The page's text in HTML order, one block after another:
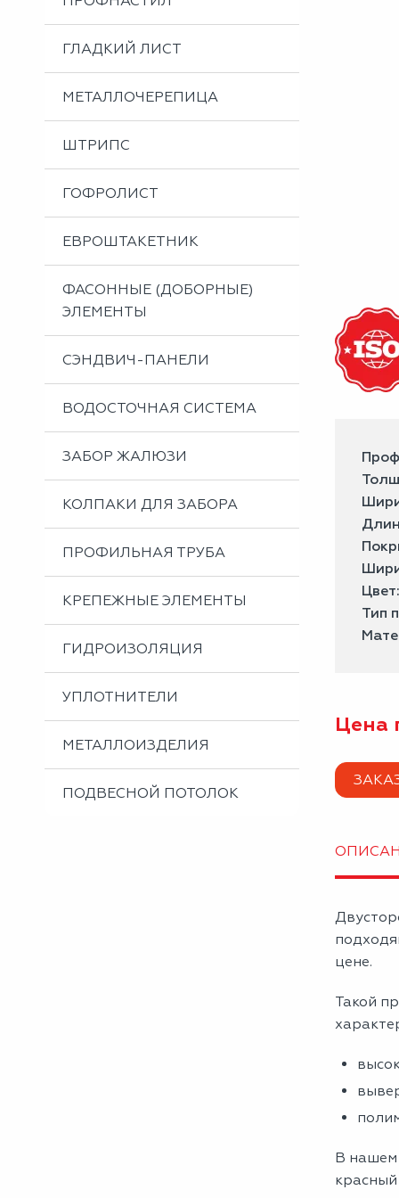
Металлоизделия
Проектирование вентилируемых фасадов
Вальцовка листового металла
ГЛАДКИЙ ЛИСТ
МЕТАЛЛОЧЕРЕПИЦА
ШТРИПС
ГОФРОЛИСТ
ЕВРОШТАКЕТНИК
ФАСОННЫЕ (ДОБОРНЫЕ)
ЭЛЕМЕНТЫ
СЭНДВИЧ-ПАНЕЛИ
ВОДОСТОЧНАЯ СИСТЕМА
ЗАБОР ЖАЛЮЗИ
КОЛПАКИ ДЛЯ ЗАБОРА
ПРОФИЛЬНАЯ ТРУБА
КРЕПЕЖНЫЕ ЭЛЕМЕНТЫ
ГИДРОИЗОЛЯЦИЯ
УПЛОТНИТЕЛИ
МЕТАЛЛОИЗДЕЛИЯ
ПОДВЕСНОЙ ПОТОЛОК
Тип
Цена
цене.
Такой
В нашем